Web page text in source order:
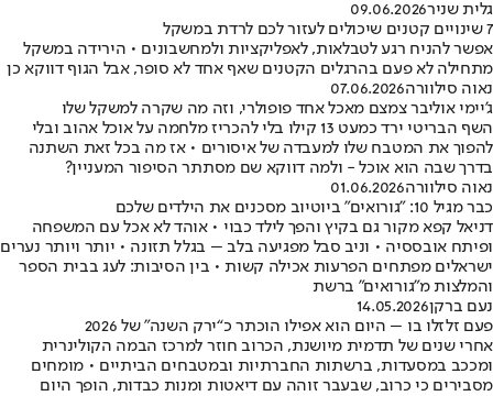
גלית שניר09.06.2026
7 שינויים קטנים שיכולים לעזור לכם לרדת במשקל
אפשר להניח רגע לטבלאות, לאפליקציות ולמחשבונים • הירידה במשקל
מתחילה לא פעם בהרגלים הקטנים שאף אחד לא סופר, אבל הגוף דווקא כן
נאוה סילוורה07.06.2026
ג'יימי אוליבר צמצם מאכל אחד פופולרי, וזה מה שקרה למשקל שלו
השף הבריטי ירד כמעט 13 קילו בלי להכריז מלחמה על אוכל אהוב ובלי
להפוך את המטבח שלו למעבדה של איסורים • אז מה בכל זאת השתנה
בדרך שבה הוא אוכל - ולמה דווקא שם מסתתר הסיפור המעניין?
נאוה סילוורה01.06.2026
כבר מגיל 10: "גורואים" ביוטיוב מסכנים את הילדים שלכם
דניאל קפא מקור גם בקיץ והפך לילד כבוי • אוהד לא אכל עם המשפחה
ופיתח אובססיה • וניב סבל מפגיעה בלב – בגלל תזונה • יותר ויותר נערים
ישראלים מפתחים הפרעות אכילה קשות • בין הסיבות: לעג בבית הספר
והמלצות מ"גורואים" ברשת
נעם ברקן14.05.2026
פעם זלזלו בו – היום הוא אפילו הוכתר כ“ירק השנה” של 2026
אחרי שנים של תדמית מיושנת, הכרוב חוזר למרכז הבמה הקולינרית
ומככב במסעדות, ברשתות החברתיות ובמטבחים הביתיים • מומחים
מסבירים כי כרוב, שבעבר זוהה עם דיאטות ומנות כבדות, הופך היום